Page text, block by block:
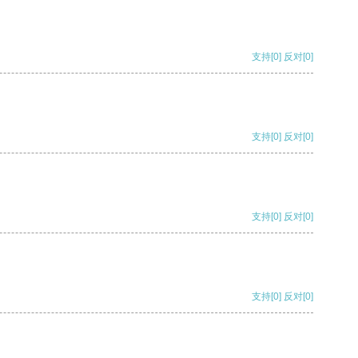
支持[0] 反对[0]
支持[0] 反对[0]
支持[0] 反对[0]
支持[0] 反对[0]